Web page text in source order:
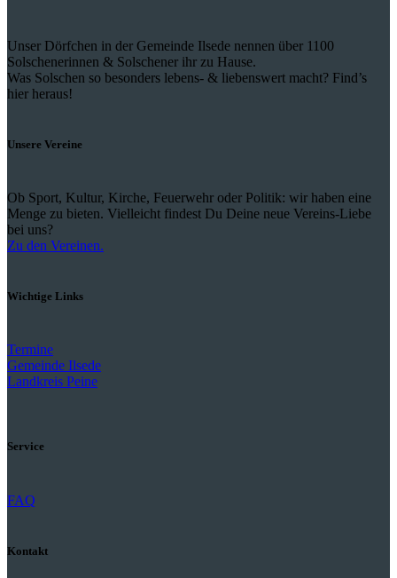
Unser Dörfchen in der Gemeinde Ilsede nennen über 1100
Solschenerinnen & Solschener ihr zu Hause.
Was Solschen so besonders lebens- & liebenswert macht? Find’s
hier heraus!
Unsere Vereine
Ob Sport, Kultur, Kirche, Feuerwehr oder Politik: wir haben eine
Menge zu bieten. Vielleicht findest Du Deine neue Vereins-Liebe
bei uns?
Zu den Vereinen.
Wichtige Links
Termine
Gemeinde Ilsede
Landkreis Peine
Service
FAQ
Kontakt